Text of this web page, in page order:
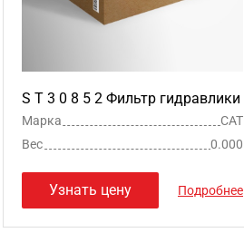
S T 3 0 8 5 2 Фильтр гидравлики
Марка
CAT
Вес
0.000
Узнать цену Подробнее